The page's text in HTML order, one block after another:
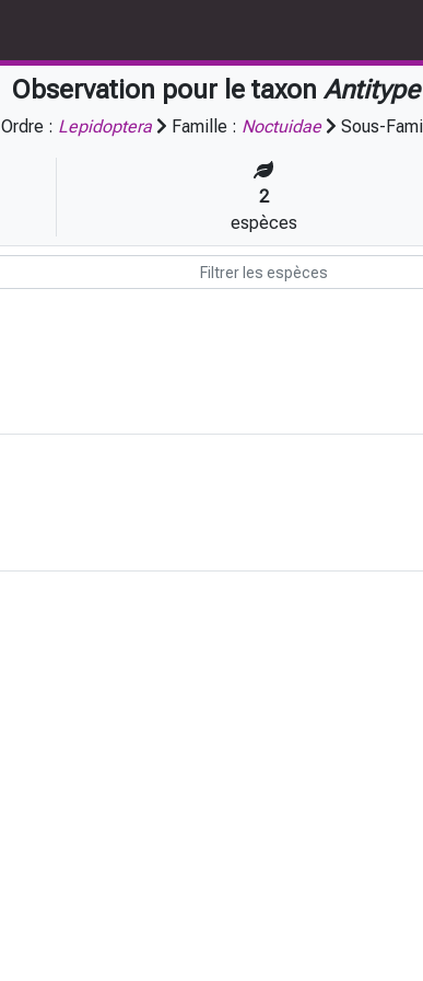
Observation pour le taxonAntitype
Ordre : Lepidoptera Famille : Noctuidae Sous-
2
espèces